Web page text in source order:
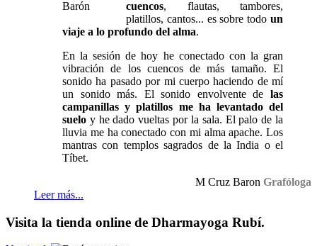
cuencos, flautas, tambores,
platillos, cantos... es sobre todo un
viaje a lo profundo del alma.
En la sesión de hoy he conectado con la gran
vibración de los cuencos de más tamaño. El
sonido ha pasado por mi cuerpo haciendo de mí
un sonido más. El sonido envolvente de las
campanillas y platillos me ha levantado del
suelo y he dado vueltas por la sala. El palo de la
lluvia me ha conectado con mi alma apache. Los
mantras con templos sagrados de la India o el
Tíbet.
M Cruz Baron Grafóloga
Leer más...
Visita la tienda online de Dharmayoga Rubí.